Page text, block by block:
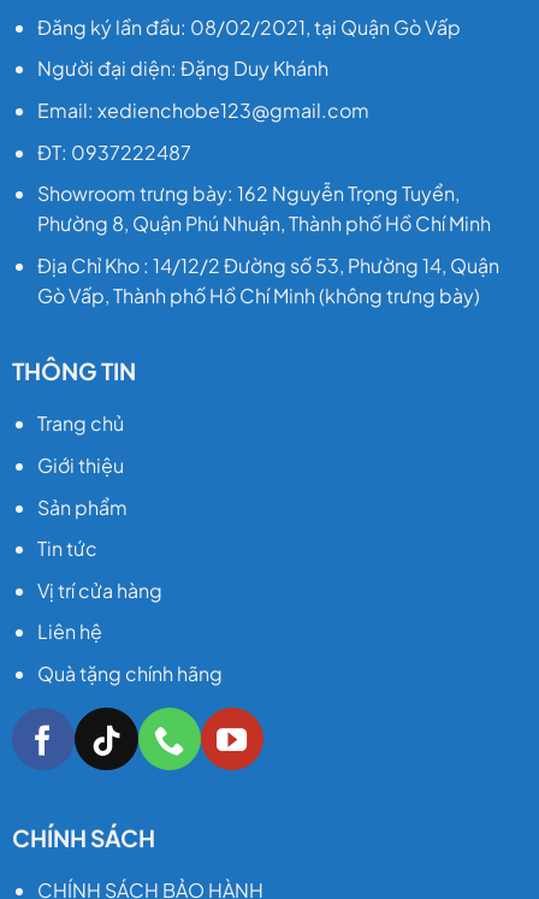
Đăng ký lần đầu: 08/02/2021, tại Quận Gò Vấp
Người đại diện: Đặng Duy Khánh
Email: xedienchobe123@gmail.com
ĐT: 0937222487
Showroom trưng bày: 162 Nguyễn Trọng Tuyển,
Phường 8, Quận Phú Nhuận, Thành phố Hồ Chí Minh
Địa Chỉ Kho : 14/12/2 Đường số 53, Phường 14, Quận
Gò Vấp, Thành phố Hồ Chí Minh (không trưng bày)
THÔNG TIN
Trang chủ
Giới thiệu
Sản phẩm
Tin tức
Vị trí cửa hàng
Liên hệ
Quà tặng chính hãng
CHÍNH SÁCH
CHÍNH SÁCH BẢO HÀNH